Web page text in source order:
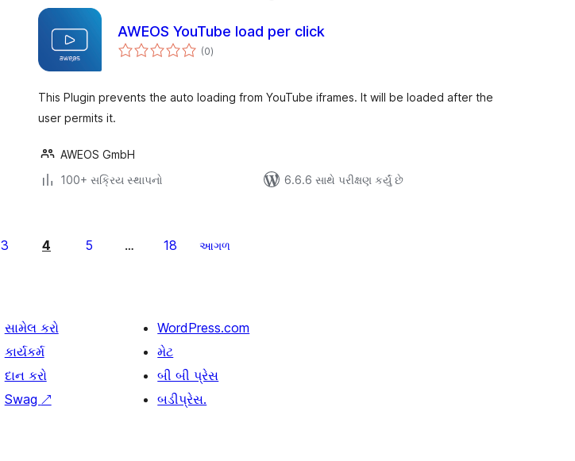
AWEOS YouTube load per click
(0કુલ
રેટિંગ્સ
)
This Plugin prevents the auto loading from YouTube iframes. It will be loaded after the
user permits it.
AWEOS GmbH
100+ સક્રિય સ્થાપનો
6.6.6 સાથે પરીક્ષણ કર્યું છે
3 4 5 … 18 આગળ
સામેલ કરો
કાર્યકર્મ
દાન કરો
Swag ↗
WordPress.com
મેટ
બી બી પ્રેસ
બડીપ્રેસ.